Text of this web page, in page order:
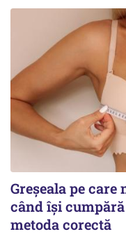
Greșeala pe care
când își
metoda corectă